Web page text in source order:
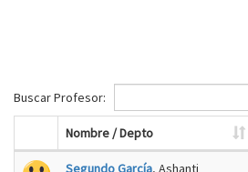
Buscar Profesor:
Nombre / Depto
Segundo García, Ashanti